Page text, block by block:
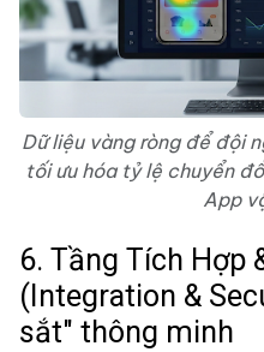
Dữ liệu vàng ròng để đội
tối ưu hóa tỷ lệ chuyển
App
6. Tầng Tích Hợp
(Integration &
sắt" thông minh